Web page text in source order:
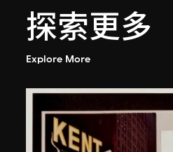
探索更多
Explore More